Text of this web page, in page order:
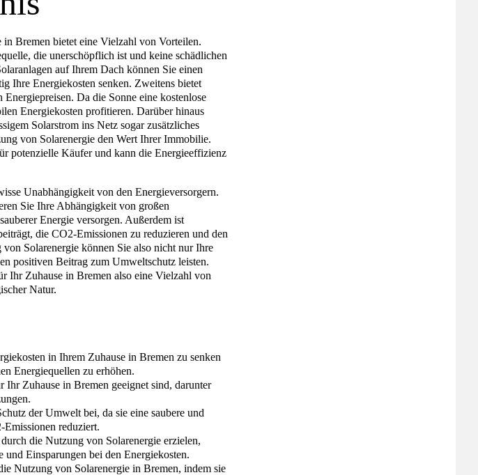
Bremen bietet eine Vielzahl von Vorteilen.
die unerschöpflich ist und keine schädlichen
auf Ihrem Dach können Sie einen
Ihre Energiekosten senken. Zweitens bietet
Da die Sonne eine kostenlose
Energiekosten profitieren. Darüber hinaus
Solarstrom ins Netz sogar zusätzliches
von Solarenergie den Wert Ihrer Immobilie.
potenzielle Käufer und kann die Energieeffizienz
Unabhängigkeit von den Energieversorgern.
Sie Ihre Abhängigkeit von großen
Energie versorgen. Außerdem ist
die CO2-Emissionen zu reduzieren und den
Solarenergie können Sie also nicht nur Ihre
positiven Beitrag zum Umweltschutz leisten.
Ihr Zuhause in Bremen also eine Vielzahl von
Natur.
in Ihrem Zuhause in Bremen zu senken
Energiequellen zu erhöhen.
Ihr Zuhause in Bremen geeignet sind, darunter
der Umwelt bei, da sie eine saubere und
Emissionen reduziert.
die Nutzung von Solarenergie erzielen,
Einsparungen bei den Energiekosten.
Nutzung von Solarenergie in Bremen, indem sie